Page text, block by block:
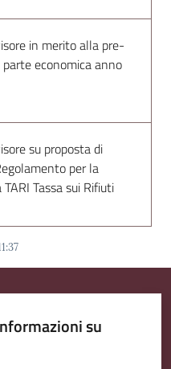
in merito alla pre-
parte economica anno
su proposta di
per la
Tassa sui Rifiuti
su